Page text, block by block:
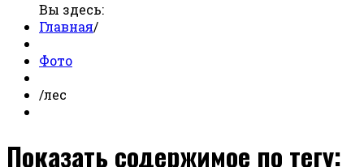
Вы здесь:
Главная/
Фото
/лес
Показать содержимое по тегу: